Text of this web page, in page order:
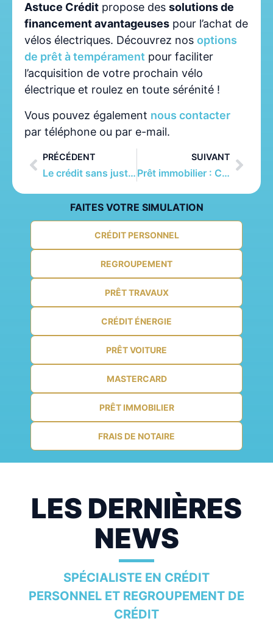
Astuce Crédit propose des solutions de
financement avantageuses pour l’achat de
vélos électriques. Découvrez nos options
de prêt à tempérament pour faciliter
l’acquisition de votre prochain vélo
électrique et roulez en toute sérénité !
Vous pouvez également nous contacter
par téléphone ou par e-mail.
PRÉCÉDENT
Le crédit sans justificatif en Belgique : la flexibilité pure
SUIVANT
Prêt immobilier : Comment obtenir le meilleur taux en 2024
FAITES VOTRE SIMULATION
CRÉDIT PERSONNEL
REGROUPEMENT
PRÊT TRAVAUX
CRÉDIT ÉNERGIE
PRÊT VOITURE
MASTERCARD
PRÊT IMMOBILIER
FRAIS DE NOTAIRE
LES DERNIÈRES
NEWS
SPÉCIALISTE EN CRÉDIT
PERSONNEL ET REGROUPEMENT DE
CRÉDIT